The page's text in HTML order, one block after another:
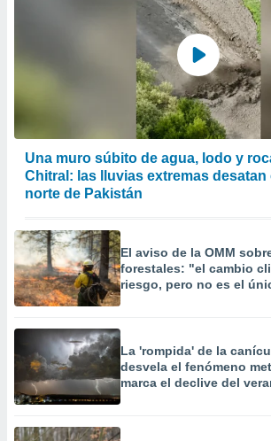
Una muro súbito de agua, lodo y
Chitral: las lluvias extremas desatan
norte de Pakistán
El aviso de la OMM
forestales: "el cambio
riesgo, pero no es el
La 'rompida' de la
desvela el fenómeno
marca el declive del